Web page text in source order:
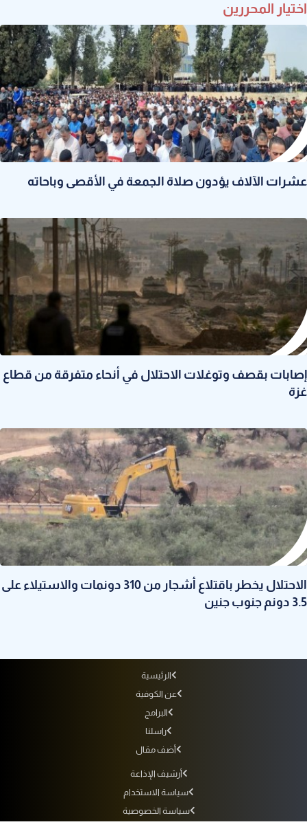
اختيار المحررين
عشرات الآلاف يؤدون صلاة الجمعة في الأقصى وباحاته
إصابات بقصف وتوغلات الاحتلال في أنحاء متفرقة من قطاع
غزة
الاحتلال يخطر باقتلاع أشجار من 310 دونمات والاستيلاء على
3.5 دونم جنوب جنين
الرئيسية
عن الكوفية
البرامج
راسلنا
أضف مقال
أرشيف الإذاعة
سياسة الاستخدام
سياسة الخصوصية